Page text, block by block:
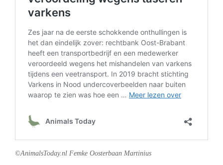
©AnimalsToday.nl Femke Oosterbaan Martinius